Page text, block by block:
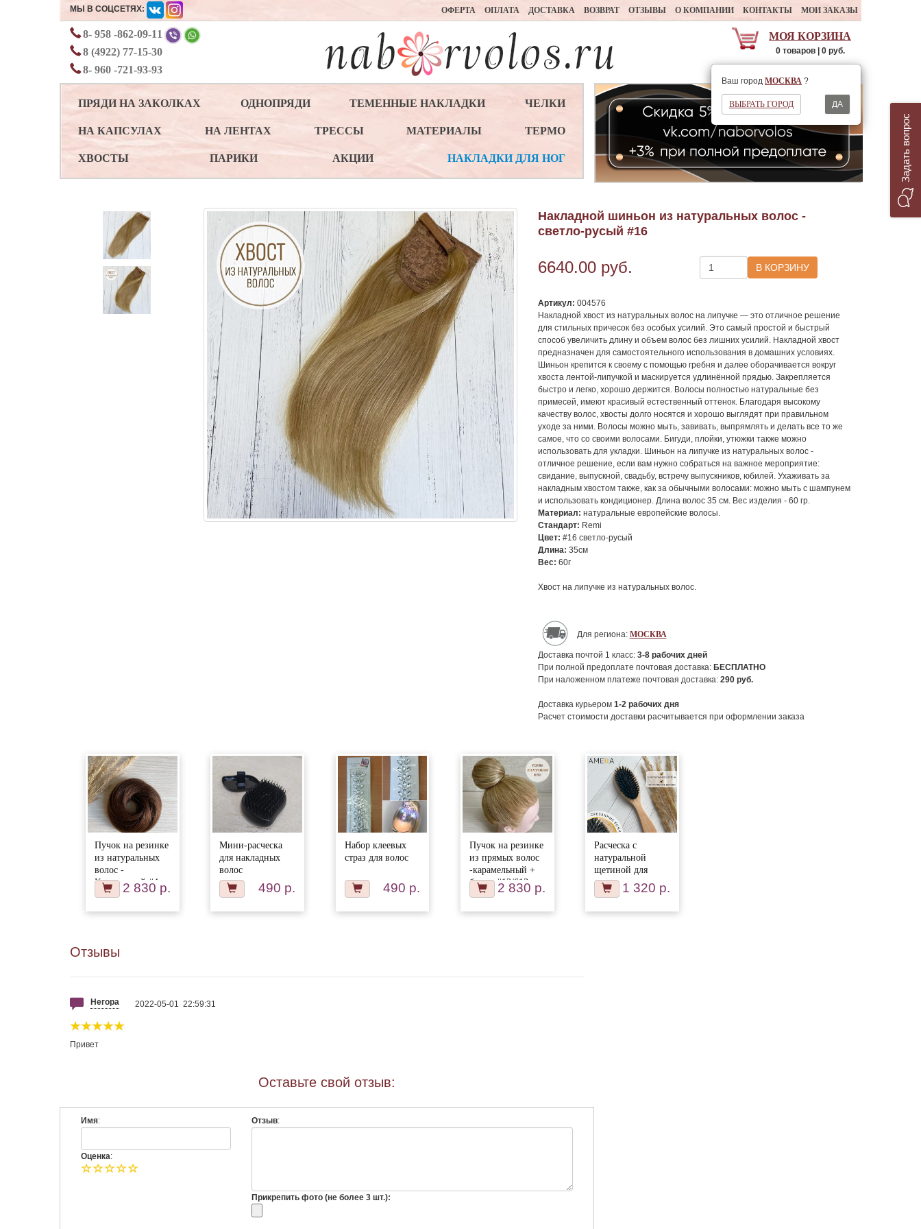
МЫ В СОЦСЕТЯХ: ОФЕРТА ОПЛАТА ДОСТАВКА ВОЗВРАТ ОТЗЫВЫ О КОМПАНИИ КОНТАКТЫ МОИ ЗАКАЗЫ
8- 958 -862-09-11
8 (4922) 77-15-30
8- 960 -721-93-93
МОЯ КОРЗИНА
0 товаров | 0 руб.
Ваш город МОСКВА ?
ВЫБРАТЬ ГОРОД ДА
ПРЯДИ НА ЗАКОЛКАХ ОДНОПРЯДИ ТЕМЕННЫЕ НАКЛАДКИ ЧЕЛКИ
НА КАПСУЛАХ НА ЛЕНТАХ ТРЕССЫ МАТЕРИАЛЫ ТЕРМО
ХВОСТЫ ПАРИКИ АКЦИИ НАКЛАДКИ ДЛЯ НОГ
Накладной шиньон из натуральных волос -
светло-русый #16
6640.00 руб.
Артикул: 004576
Накладной хвост из натуральных волос на липучке — это отличное решение
для стильных причесок без особых усилий. Это самый простой и быстрый
способ увеличить длину и объем волос без лишних усилий. Накладной хвост
предназначен для самостоятельного использования в домашних условиях.
Шиньон крепится к своему с помощью гребня и далее оборачивается вокруг
хвоста лентой-липучкой и маскируется удлинённой прядью. Закрепляется
быстро и легко, хорошо держится. Волосы полностью натуральные без
примесей, имеют красивый естественный оттенок. Благодаря высокому
качеству волос, хвосты долго носятся и хорошо выглядят при правильном
уходе за ними. Волосы можно мыть, завивать, выпрямлять и делать все то же
самое, что со своими волосами. Бигуди, плойки, утюжки также можно
использовать для укладки. Шиньон на липучке из натуральных волос -
отличное решение, если вам нужно собраться на важное мероприятие:
свидание, выпускной, свадьбу, встречу выпускников, юбилей. Ухаживать за
накладным хвостом также, как за обычными волосами: можно мыть с шампунем
и использовать кондиционер. Длина волос 35 см. Вес изделия - 60 гр.
Материал: натуральные европейские волосы.
Стандарт: Remi
Цвет: #16 светло-русый
Длина: 35см
Вес: 60г
Хвост на липучке из натуральных волос.
Для региона: МОСКВА
Доставка почтой 1 класс: 3-8рабочих дней
При полной предоплате почтовая доставка: БЕСПЛАТНО
При наложенном платеже почтовая доставка: 290руб.
Доставка курьером 1-2рабочих дня
Расчет стоимости доставки расчитывается при оформлении заказа
Пучок на резинке
из натуральных
волос -
Коричневый #4
2 830 р.
Мини-расческа
для накладных
волос
490 р.
Набор клеевых
страз для волос
490 р.
Пучок на резинке
из прямых волос
-карамельный +
блонд #12/613
2 830 р.
Расческа с
натуральной
щетиной для
волос 1 320 р.
Отзывы
Негора 2022-05-01 22:59:31
Привет
Оставьте свой отзыв:
Имя:
Оценка:
Отзыв:
Прикрепить фото (не более 3 шт.):
Задать вопрос